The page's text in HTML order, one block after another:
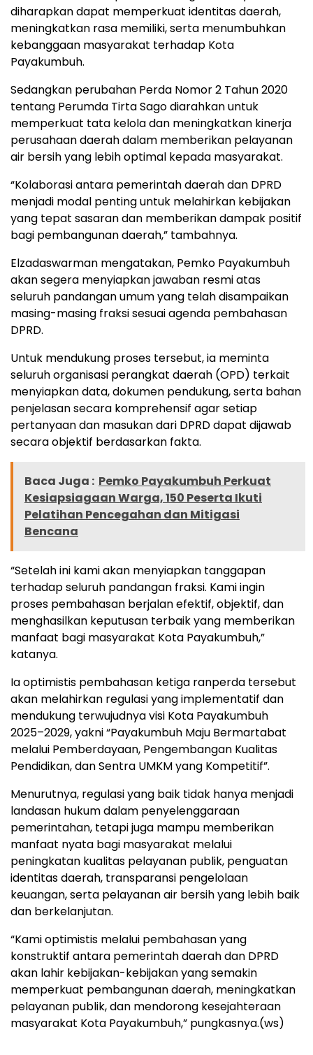
diharapkan dapat memperkuat identitas daerah,
meningkatkan rasa memiliki, serta menumbuhkan
kebanggaan masyarakat terhadap Kota
Payakumbuh.
Sedangkan perubahan Perda Nomor 2 Tahun 2020
tentang Perumda Tirta Sago diarahkan untuk
memperkuat tata kelola dan meningkatkan kinerja
perusahaan daerah dalam memberikan pelayanan
air bersih yang lebih optimal kepada masyarakat.
“Kolaborasi antara pemerintah daerah dan DPRD
menjadi modal penting untuk melahirkan kebijakan
yang tepat sasaran dan memberikan dampak positif
bagi pembangunan daerah,” tambahnya.
Elzadaswarman mengatakan, Pemko Payakumbuh
akan segera menyiapkan jawaban resmi atas
seluruh pandangan umum yang telah disampaikan
masing-masing fraksi sesuai agenda pembahasan
DPRD.
Untuk mendukung proses tersebut, ia meminta
seluruh organisasi perangkat daerah (OPD) terkait
menyiapkan data, dokumen pendukung, serta bahan
penjelasan secara komprehensif agar setiap
pertanyaan dan masukan dari DPRD dapat dijawab
secara objektif berdasarkan fakta.
Baca Juga : Pemko Payakumbuh Perkuat
Kesiapsiagaan Warga, 150 Peserta Ikuti
Pelatihan Pencegahan dan Mitigasi
Bencana
“Setelah ini kami akan menyiapkan tanggapan
terhadap seluruh pandangan fraksi. Kami ingin
proses pembahasan berjalan efektif, objektif, dan
menghasilkan keputusan terbaik yang memberikan
manfaat bagi masyarakat Kota Payakumbuh,”
katanya.
Ia optimistis pembahasan ketiga ranperda tersebut
akan melahirkan regulasi yang implementatif dan
mendukung terwujudnya visi Kota Payakumbuh
2025–2029, yakni “Payakumbuh Maju Bermartabat
melalui Pemberdayaan, Pengembangan Kualitas
Pendidikan, dan Sentra UMKM yang Kompetitif”.
Menurutnya, regulasi yang baik tidak hanya menjadi
landasan hukum dalam penyelenggaraan
pemerintahan, tetapi juga mampu memberikan
manfaat nyata bagi masyarakat melalui
peningkatan kualitas pelayanan publik, penguatan
identitas daerah, transparansi pengelolaan
keuangan, serta pelayanan air bersih yang lebih baik
dan berkelanjutan.
“Kami optimistis melalui pembahasan yang
konstruktif antara pemerintah daerah dan DPRD
akan lahir kebijakan-kebijakan yang semakin
memperkuat pembangunan daerah, meningkatkan
pelayanan publik, dan mendorong kesejahteraan
masyarakat Kota Payakumbuh,” pungkasnya.(ws)